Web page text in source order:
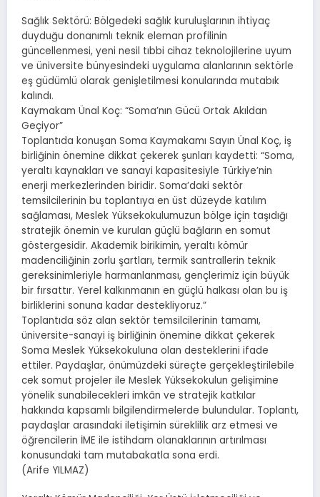
Sağlık Sektörü: Bölgedeki sağlık kuruluşlarının ihtiyaç
duyduğu donanımlı teknik eleman profilinin
güncellenmesi, yeni nesil tıbbi cihaz teknolojilerine uyum
ve üniversite bünyesindeki uygulama alanlarının sektörle
eş güdümlü olarak genişletilmesi konularında mutabık
kalındı.
Kaymakam Ünal Koç: “Soma’nın Gücü Ortak Akıldan
Geçiyor”
Toplantıda konuşan Soma Kaymakamı Sayın Ünal Koç, iş
birliğinin önemine dikkat çekerek şunları kaydetti: “Soma,
yeraltı kaynakları ve sanayi kapasitesiyle Türkiye’nin
enerji merkezlerinden biridir. Soma’daki sektör
temsilcilerinin bu toplantıya en üst düzeyde katılım
sağlaması, Meslek Yüksekokulumuzun bölge için taşıdığı
stratejik önemin ve kurulan güçlü bağların en somut
göstergesidir. Akademik birikimin, yeraltı kömür
madenciliğinin zorlu şartları, termik santrallerin teknik
gereksinimleriyle harmanlanması, gençlerimiz için büyük
bir fırsattır. Yerel kalkınmanın en güçlü halkası olan bu iş
birliklerini sonuna kadar destekliyoruz.”
Toplantıda söz alan sektör temsilcilerinin tamamı,
üniversite-sanayi iş birliğinin önemine dikkat çekerek
Soma Meslek Yüksekokuluna olan desteklerini ifade
ettiler. Paydaşlar, önümüzdeki süreçte gerçekleştirilebile
cek somut projeler ile Meslek Yüksekokulun gelişimine
yönelik sunabilecekleri imkân ve stratejik katkılar
hakkında kapsamlı bilgilendirmelerde bulundular. Toplantı,
paydaşlar arasındaki iletişimin süreklilik arz etmesi ve
öğrencilerin İME ile istihdam olanaklarının artırılması
konusundaki tam mutabakatla sona erdi.
(Arife YILMAZ)